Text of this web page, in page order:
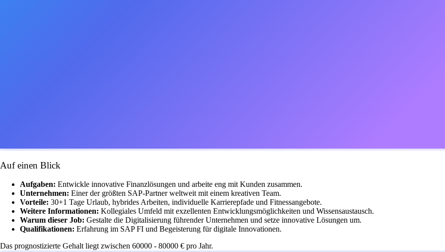
Auf einen Blick
Aufgaben: Entwickle innovative Finanzlösungen und arbeite eng mit Kunden zusammen.
Unternehmen: Einer der größten SAP-Partner weltweit mit einem kreativen Team.
Vorteile: 30+1 Tage Urlaub, hybrides Arbeiten, individuelle Karrierepfade und Fitnessangebote.
Weitere Informationen: Kollegiales Umfeld mit exzellenten Entwicklungsmöglichkeiten und Wissensaustausch.
Warum dieser Job: Gestalte die Digitalisierung führender Unternehmen und setze innovative Lösungen um.
Qualifikationen: Erfahrung im SAP FI und Begeisterung für digitale Innovationen.
Das prognostizierte Gehalt liegt zwischen 60000 - 80000 € pro Jahr.